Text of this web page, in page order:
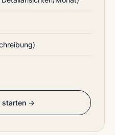
starten →